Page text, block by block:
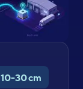
10-30 cm